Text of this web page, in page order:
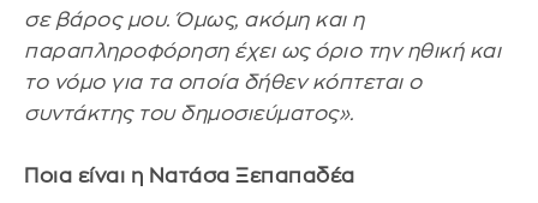
σε βάρος μου. Όμως, ακόμη και η
παραπληροφόρηση έχει ως όριο την ηθική και
το νόμο για τα οποία δήθεν κόπτεται ο
συντάκτης του δημοσιεύματος».
Ποια είναι η Νατάσα Ξεπαπαδέα